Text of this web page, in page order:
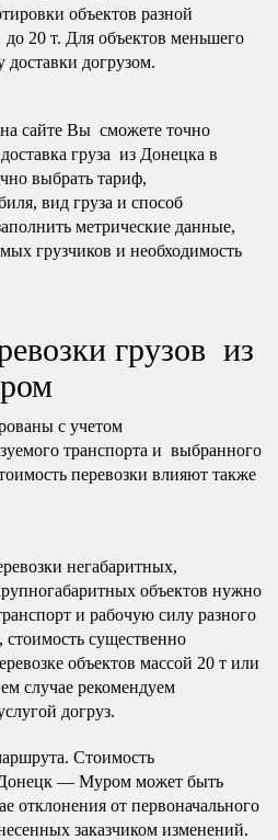
объектов разной
20 т. Для объектов меньшего
доставки догрузом.
сайте Вы сможете точно
груза из Донецка в
выбрать тариф,
вид груза и способ
метрические данные,
грузчиков и необходимость
грузов из
с учетом
транспорта и выбранного
перевозки влияют также
негабаритных,
объектов нужно
и рабочую силу разного
существенно
объектов массой 20 т или
случае рекомендуем
догруз.
Стоимость
Донецк — Муром может быть
отклонения от первоначального
заказчиком изменений.